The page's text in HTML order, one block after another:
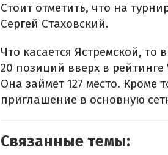
Стоит отметить, что на
Сергей Стаховский.
Что касается Ястремской,
20 позиций вверх в
Она займет 127 место. Кроме
приглашение в основную
Связанные темы: